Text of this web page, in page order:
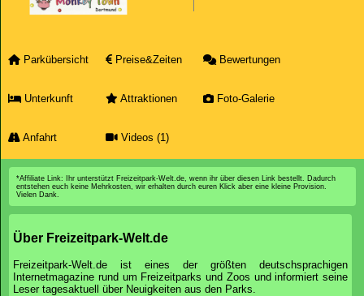
Parkübersicht Preise&Zeiten Bewertungen
Unterkunft Attraktionen Foto-Galerie
Anfahrt Videos (1)
*Affiliate Link: Ihr unterstützt Freizeitpark-Welt.de, wenn ihr über diesen Link bestellt. Dadurch
entstehen euch keine Mehrkosten, wir erhalten durch euren Klick aber eine kleine Provision.
Vielen Dank.
Über Freizeitpark-Welt.de
Freizeitpark-Welt.de ist eines der größten deutschsprachigen
Internetmagazine rund um Freizeitparks und Zoos und informiert seine
Leser tagesaktuell über Neuigkeiten aus den Parks.